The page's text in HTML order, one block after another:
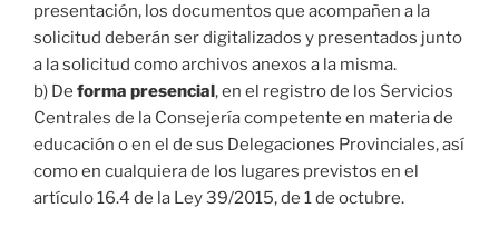
presentación, los documentos que acompañen a la
solicitud deberán ser digitalizados y presentados junto
a la solicitud como archivos anexos a la misma.
b) De forma presencial, en el registro de los Servicios
Centrales de la Consejería competente en materia de
educación o en el de sus Delegaciones Provinciales, así
como en cualquiera de los lugares previstos en el
artículo 16.4 de la Ley 39/2015, de 1 de octubre.